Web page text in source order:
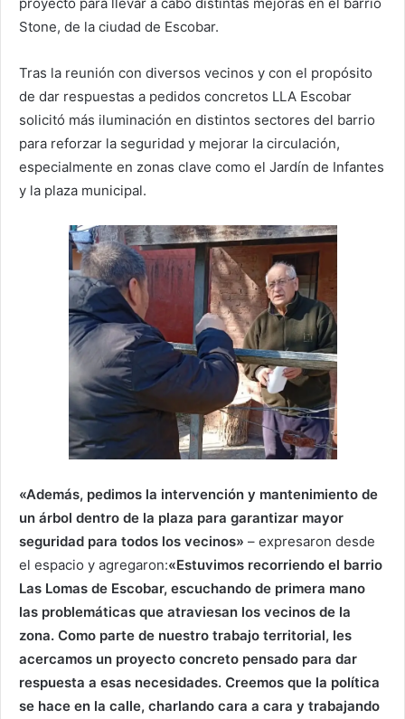
proyecto para llevar a cabo distintas mejoras en el barrio
Stone, de la ciudad de Escobar.
Tras la reunión con diversos vecinos y con el propósito
de dar respuestas a pedidos concretos LLA Escobar
solicitó más iluminación en distintos sectores del barrio
para reforzar la seguridad y mejorar la circulación,
especialmente en zonas clave como el Jardín de Infantes
y la plaza municipal.
«Además, pedimos la intervención y mantenimiento de
un árbol dentro de la plaza para garantizar mayor
seguridad para todos los vecinos» – expresaron desde
el espacio y agregaron:«Estuvimos recorriendo el barrio
Las Lomas de Escobar, escuchando de primera mano
las problemáticas que atraviesan los vecinos de la
zona. Como parte de nuestro trabajo territorial, les
acercamos un proyecto concreto pensado para dar
respuesta a esas necesidades. Creemos que la política
se hace en la calle, charlando cara a cara y trabajando